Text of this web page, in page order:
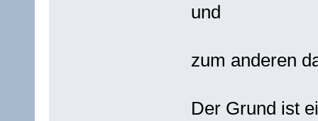
und
zum anderen
Der Grund ist